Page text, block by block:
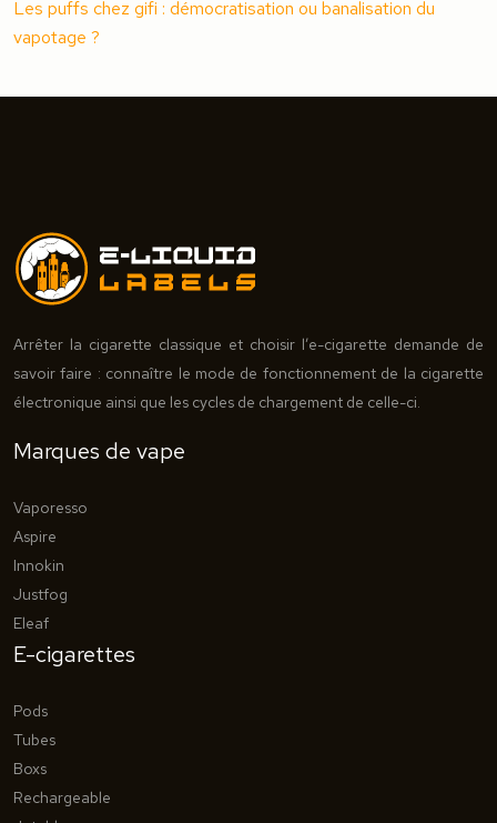
Les puffs chez gifi : démocratisation ou banalisation du
vapotage ?
Arrêter la cigarette classique et choisir l’e-cigarette demande de
savoir faire : connaître le mode de fonctionnement de la cigarette
électronique ainsi que les cycles de chargement de celle-ci.
Marques de vape
Vaporesso
Aspire
Innokin
Justfog
Eleaf
E-cigarettes
Pods
Tubes
Boxs
Rechargeable